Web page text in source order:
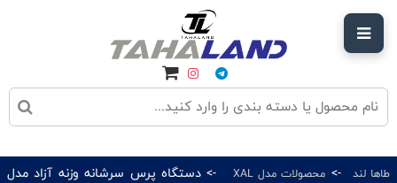
طاها لند -> محصولات مدل XAL
-> دستگاه پرس سرشانه وزنه آزاد مدل